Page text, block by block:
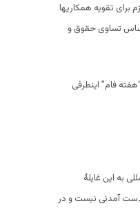
برای تقویه همکاریها
تساوی حقوق و
فام” اینطرفی
به این غایلۀ
آمدنی نیست و در